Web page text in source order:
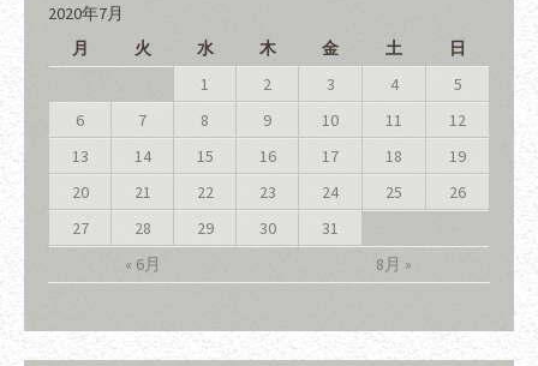
2020年7月
月
火 水 木 金 土 日
« 6月 8月 »
1 2 3 4
5
6
7 8 9 10 11
12
13
14 15 16 17 18
19
20
21 22 23 24 25
26
27
28 29 30 31